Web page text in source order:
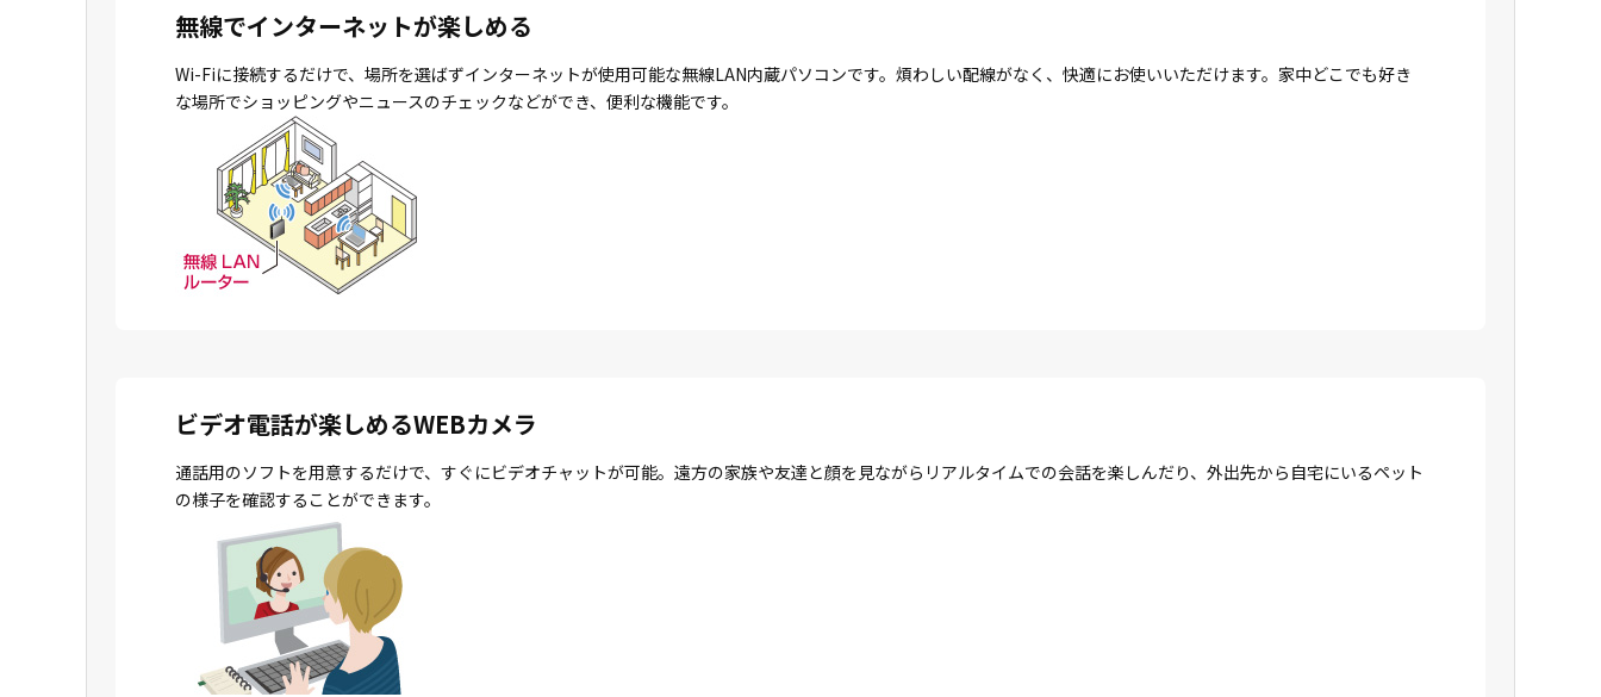
無線でインターネットが楽しめる
Wi-Fiに接続するだけで、場所を選ばずインターネットが使用可能な無線LAN内蔵パソコンです。煩わしい配線がなく、快適にお使いいただけます。家中どこでも好き
な場所でショッピングやニュースのチェックなどができ、便利な機能です。
ビデオ電話が楽しめるWEBカメラ
通話用のソフトを用意するだけで、すぐにビデオチャットが可能。遠方の家族や友達と顔を見ながらリアルタイムでの会話を楽しんだり、外出先から自宅にいるペット
の様子を確認することができます。